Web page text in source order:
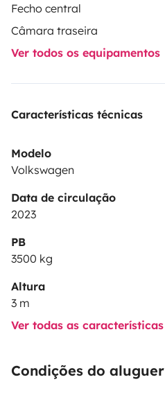
Fecho central
Câmara traseira
Ver todos os equipamentos
Características técnicas
Modelo
Volkswagen
Data de circulação
2023
PB
3500 kg
Altura
3 m
Ver todas as características
Condições do aluguer